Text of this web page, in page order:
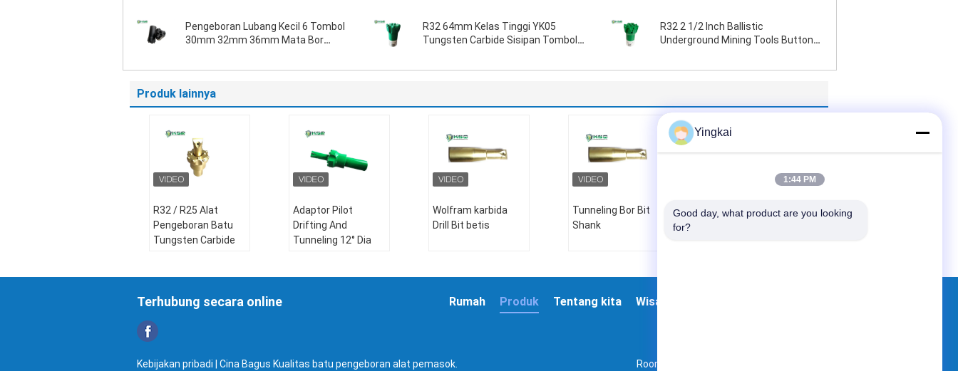
Pengeboran Lubang Kecil 6 Tombol
30mm 32mm 36mm Mata Bor
R32 64mm Kelas Tinggi YK05
Tungsten Carbide Sisipan Tombol
R32 2 1/2 Inch Ballistic
Underground Mining Tools Button
Produk lainnya
R32 / R25 Alat
Pengeboran Batu
Tungsten Carbide
Industri yang
Berlaku:Pekerjaan
konstruksi, Energi &
Pertambangan
Jenis:
alat
Adaptor Pilot
Drifting And
Tunneling 12° Dia
Drifting dan
Wolfram karbida
Drill Bit betis
Tunneling Bor Bit
Shank
R25 6 Derajat 3.5"
Terhubung secara online Wisata pabrik
Tentang kita
Produk
Rumah
Kebijakan pribadi | Cina Bagus Kualitas batu pengeboran alat pemasok. Room9-616, No. 10 Zhenxing Road (MDW
Yingkai
1:44 PM
Good day, what product are you looking
for?